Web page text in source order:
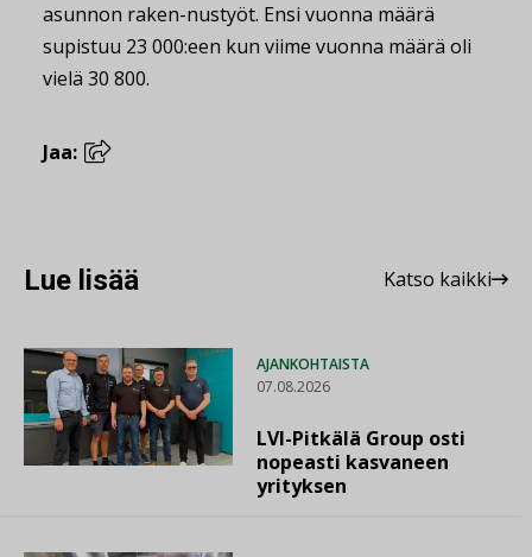
asunnon raken-nustyöt. Ensi vuonna määrä
supistuu 23 000:een kun viime vuonna määrä oli
vielä 30 800.
Jaa:
Lue lisää Katso kaikki
AJANKOHTAISTA
07.08.2026
LVI-Pitkälä Group osti
nopeasti kasvaneen
yrityksen